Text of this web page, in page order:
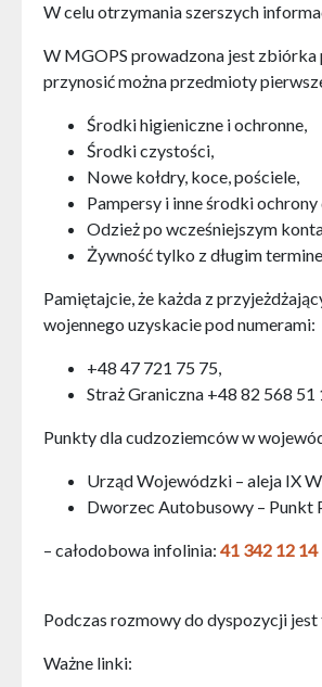
W celu otrzymania szerszych
W MGOPS prowadzona jest
przynosić można przedmioty
Środki higieniczne i ochronne,
Środki czystości,
Nowe kołdry, koce, pościele,
Pampersy i inne środki ochrony
Odzież po wcześniejszym
Żywność tylko z długim
Pamiętajcie, że każda z
wojennego uzyskacie pod numerami:
+48 47 721 75 75,
Straż Graniczna +48 82 568 51
Punkty dla cudzoziemców w
Urząd Wojewódzki – aleja IX
Dworzec Autobusowy – Punkt
– całodobowa infolinia: 41 342 12 14
Podczas rozmowy do dyspozycji
Ważne linki: